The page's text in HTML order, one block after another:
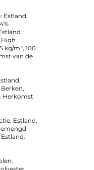
Estland.
kg/m³, 100
van de
Herkomst
Estland.